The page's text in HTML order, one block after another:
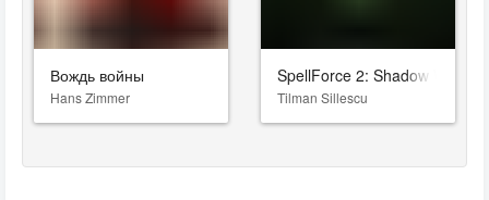
Вождь войны
Hans Zimmer
SpellForce 2: Shadow Wars
Tilman Sillescu